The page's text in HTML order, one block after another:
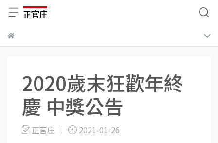
2020歲末狂歡年終
慶 中獎公告
正官庄 2021-01-26